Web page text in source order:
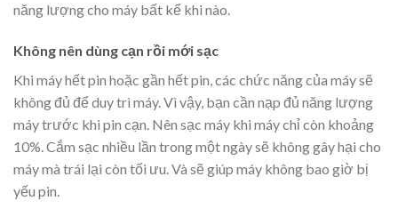
năng lượng cho máy bất kể khi nào.
Không nên dùng cạn rồi mới sạc
Khi máy hết pin hoặc gần hết pin, các chức năng của máy sẽ
không đủ để duy trì máy. Vì vậy, bạn cần nạp đủ năng lượng
máy trước khi pin cạn. Nên sạc máy khi máy chỉ còn khoảng
10%. Cắm sạc nhiều lần trong một ngày sẽ không gây hại cho
máy mà trái lại còn tối ưu. Và sẽ giúp máy không bao giờ bị
yếu pin.